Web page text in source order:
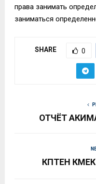
права занимать
заниматься
SHARE 0
ОТЧЁТ
КӨПТЕН